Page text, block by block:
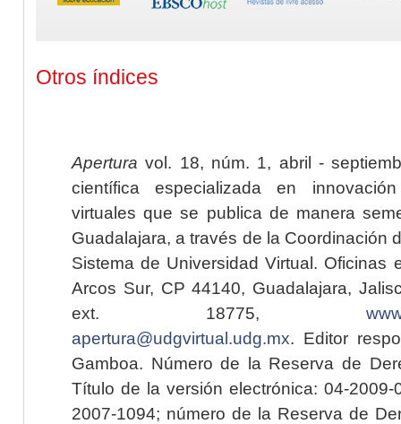
Otros índices
Apertura vol. 18, núm. 1, abril -
científica especializada en
virtuales que se publica de manera
Guadalajara, a través de la Coordinación
Sistema de Universidad Virtual. Oficinas
Arcos Sur, CP 44140, Guadalajara,
ext. 18775,
apertura@udgvirtual.udg.mx. Editor
Gamboa. Número de la Reserva de
Título de la versión electrónica: 04-2009-
2007-1094; número de la Reserva de